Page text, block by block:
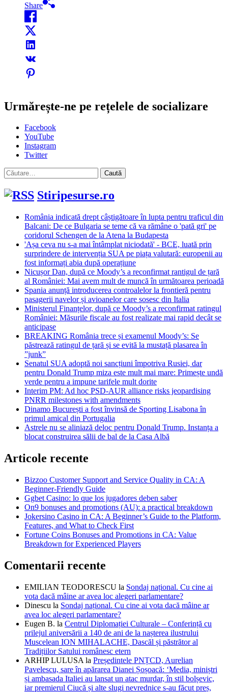
Share
Urmărește-ne pe rețelele de socializare
Facebook
YouTube
Instagram
Twitter
Caută
după:
Stiripesurse.ro
România indicată drept câștigătoare în lupta pentru traficul din
Balcani: De ce Bulgaria se teme că va rămâne o 'pată gri' pe
coridorul Schengen de la Atena la Budapesta
'Așa ceva nu s-a mai întâmplat niciodată' - BCE, luată prin
surprindere de intervenția SUA pe piața valutară: europenii au
fost informați abia după operațiune
Nicușor Dan, după ce Moody’s a reconfirmat rantigul de țară
al României: Mai avem mult de muncă în următoarea perioadă
Spania anunță introducerea controalelor la frontieră pentru
pasagerii navelor și avioanelor care sosesc din Italia
Ministerul Finanțelor, după ce Moody’s a reconfirmat ratingul
României: Măsurile fiscale au fost realizate mai rapid decât se
anticipase
BREAKING România trece și examenul Moody’s: Se
păstrează ratingul de țară și se evită la mustață plasarea în
”junk”
Senatul SUA adoptă noi sancțiuni împotriva Rusiei, dar
pentru Donald Trump miza este mult mai mare: Primește undă
verde pentru a impune tarifele mult dorite
Interim PM: Ad hoc PSD-AUR alliance risks jeopardising
PNRR milestones with amendments
Dinamo București a fost învinsă de Sporting Lisabona în
primul amical din Portugalia
Astrele nu se aliniază deloc pentru Donald Trump. Instanța a
blocat construirea sălii de bal de la Casa Albă
Articole recente
Bizzoo Customer Support and Service Quality in CA: A
Beginner-Friendly Guide
Ggbet Casino: lo que los jugadores deben saber
On9 bonuses and promotions (AU): a practical breakdown
Jokersino Casino in CA: A Beginner’s Guide to the Platform,
Features, and What to Check First
Fortune Coins Bonuses and Promotions in CA: Value
Breakdown for Experienced Players
Comentarii recente
EMILIAN TEODORESCU la Sondaj național. Cu cine ai
vota dacă mâine ar avea loc alegeri parlamentare?
Dinescu la Sondaj național. Cu cine ai vota dacă mâine ar
avea loc alegeri parlamentare?
Eugen B. la Centrul Diplomației Culturale – Conferință cu
prilejul aniversării a 140 de ani de la nașterea ilustrului
Muscelean ION MIHALACHE, Dascăl și păstrător al
Tradițiilor Satului românesc etern
ARHIP LULUSA la Președintele PNȚCD, Aurelian
Pavelescu, sare în apărarea Dianei Șoșoacă: ‘Media, miniștri
și ambasada Italiei au lansat un atac murdar, în stil bolșevic,
iar premierul Ciucă și alte slugi nevrednice s-au făcut preș,